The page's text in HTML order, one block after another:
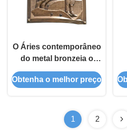
O Áries contemporâneo
do metal bronzeia o
relevo para decoração
exterior/interna
Obtenha o melhor preço
1 2